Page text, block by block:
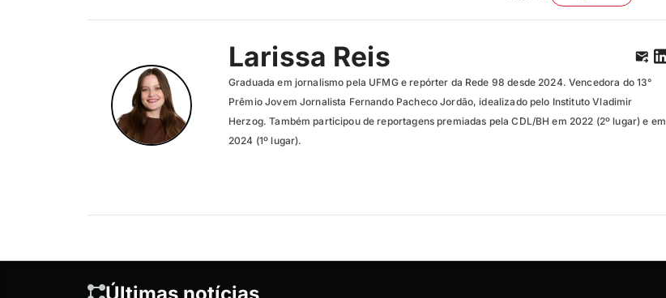
Larissa Reis
Graduada em jornalismo pela UFMG e repórter da Rede 98 desde 2024. Vencedora do 13°
Prêmio Jovem Jornalista Fernando Pacheco Jordão, idealizado pelo Instituto Vladimir
Herzog. Também participou de reportagens premiadas pela CDL/BH em 2022 (2º lugar) e em
2024 (1º lugar).